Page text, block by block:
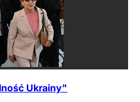
Ukrainy"